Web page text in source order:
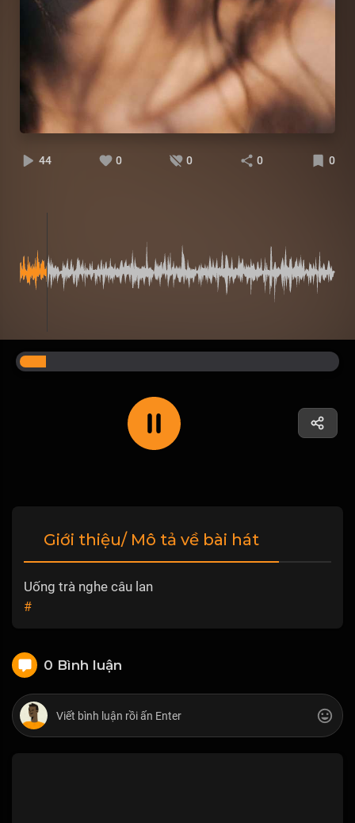
44 0 0 0 0
Giới thiệu/ Mô tả về bài hát
Uống trà nghe câu lan
#
0 Bình luận